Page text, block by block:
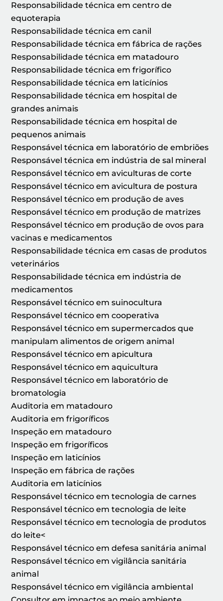
Responsabilidade técnica em centro de
equoterapia
Responsabilidade técnica em canil
Responsabilidade técnica em fábrica de rações
Responsabilidade técnica em matadouro
Responsabilidade técnica em frigorífico
Responsabilidade técnica em laticínios
Responsabilidade técnica em hospital de
grandes animais
Responsabilidade técnica em hospital de
pequenos animais
Responsável técnica em laboratório de embriões
Responsável técnica em indústria de sal mineral
Responsável técnico em aviculturas de corte
Responsável técnico em avicultura de postura
Responsável técnico em produção de aves
Responsável técnico em produção de matrizes
Responsável técnico em produção de ovos para
vacinas e medicamentos
Responsabilidade técnica em casas de produtos
veterinários
Responsabilidade técnica em indústria de
medicamentos
Responsável técnico em suinocultura
Responsável técnico em cooperativa
Responsável técnico em supermercados que
manipulam alimentos de origem animal
Responsável técnico em apicultura
Responsável técnico em aquicultura
Responsável técnico em laboratório de
bromatologia
Auditoria em matadouro
Auditoria em frigoríficos
Inspeção em matadouro
Inspeção em frigoríficos
Inspeção em laticínios
Inspeção em fábrica de rações
Auditoria em laticínios
Responsável técnico em tecnologia de carnes
Responsável técnico em tecnologia de leite
Responsável técnico em tecnologia de produtos
do leite<
Responsável técnico em defesa sanitária animal
Responsável técnico em vigilância sanitária
animal
Responsável técnico em vigilância ambiental